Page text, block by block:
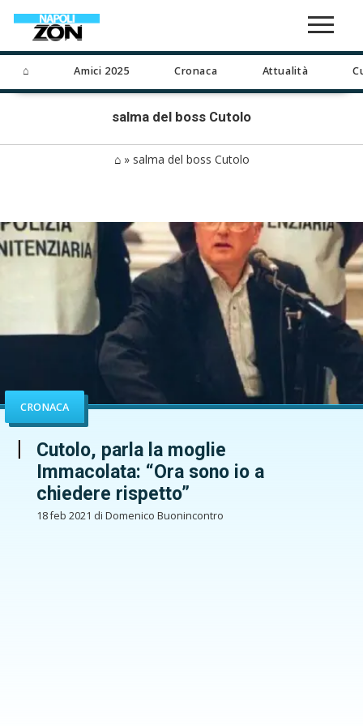
⌂ Amici 2025 Cronaca Attualità
salma del boss Cutolo
⌂» salma del boss Cutolo
CRONACA
Cutolo, parla la moglie
Immacolata: “Ora sono io a
chiedere rispetto”
18 feb 2021 di Domenico Buonincontro